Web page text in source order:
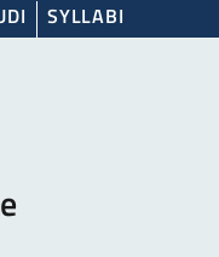
SYLLABI